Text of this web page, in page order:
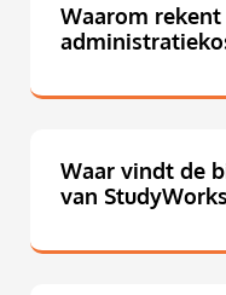
Waarom
Waar vindt de
van